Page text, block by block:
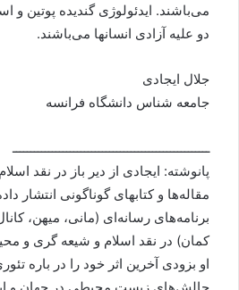
می‌باشند. ایدئولوژی گندیده پوتین و
دو علیه آزادی انسانها می‌باشند.
جلال ایجادی
جامعه شناس دانشگاه فرانسه
ـــــــــــــــــــــــــــــــــــــــــــــــــــــــ
پانوشته: ایجادی از دیر باز در نقد
مقاله‌ها و کتابهای گوناگونی انتشار
برنامه‌های رسانه‌ای (مانی، میهن،
کمان) در نقد اسلام و شیعه گری و
او بزودی آخرین اثر خود را در باره